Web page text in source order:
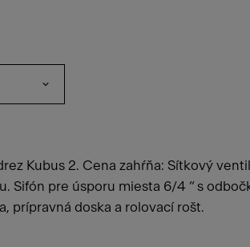
Kubus 2. Cena zahŕňa: Sítkový
Sifón pre úsporu miesta 6/4 “ s
prípravná doska a rolovací rošt.